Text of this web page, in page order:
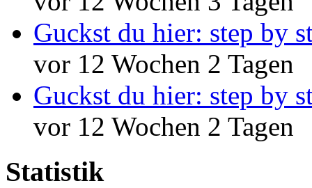
Guckst du hier: step by
vor 12 Wochen 2 Tagen
Guckst du hier: step by
vor 12 Wochen 2 Tagen
Statistik